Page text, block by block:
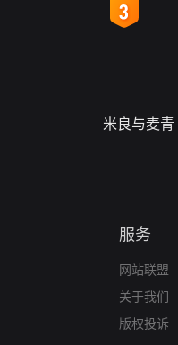
米良与麦青
服务
网站联盟
关于我们
版权投诉